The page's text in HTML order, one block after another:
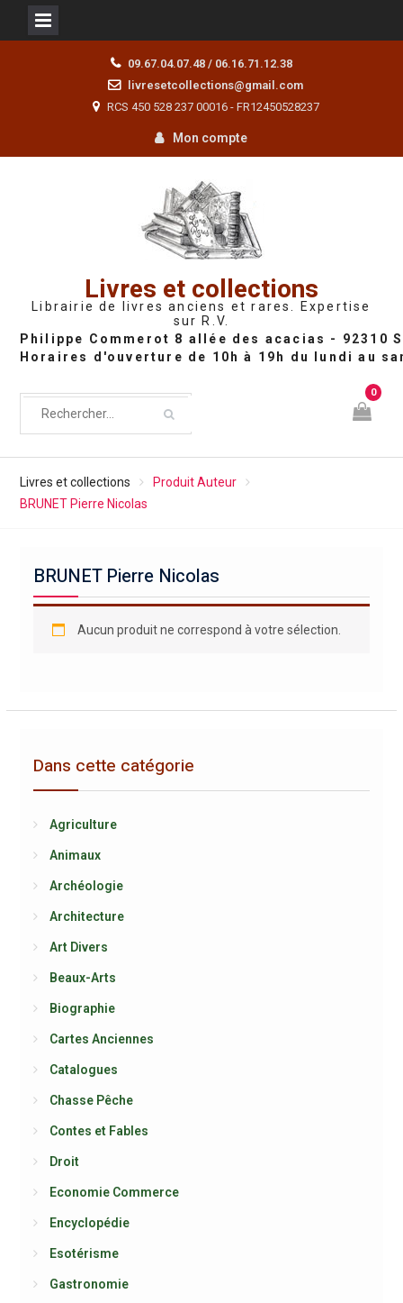
09.67.04.07.48 / 06.16.71.12.38
livresetcollections@gmail.com
RCS 450 528 237 00016 - FR12450528237
Mon compte
Livres et collections
Librairie de livres anciens et rares. Expertise
sur R.V.
0
Livres et collections
Produit Auteur
BRUNET Pierre Nicolas
BRUNET Pierre Nicolas
Aucun produit ne correspond à votre sélection.
Dans cette catégorie
Agriculture
Animaux
Archéologie
Architecture
Art Divers
Beaux-Arts
Biographie
Cartes Anciennes
Catalogues
Chasse Pêche
Contes et Fables
Droit
Economie Commerce
Encyclopédie
Esotérisme
Gastronomie